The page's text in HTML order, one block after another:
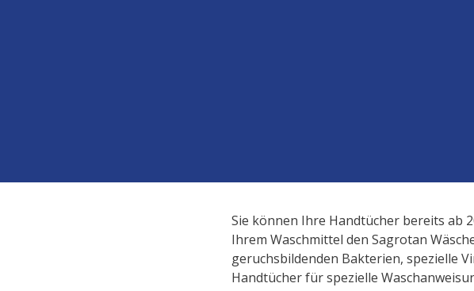
Sie können Ihre Handtücher bereits ab
Ihrem Waschmittel den Sagrotan
geruchsbildenden Bakterien, spezielle
Handtücher für spezielle